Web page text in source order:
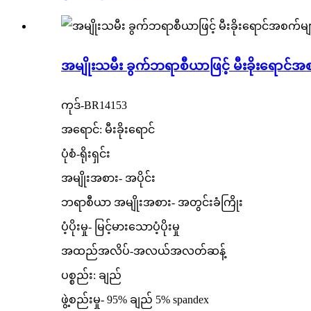
အမျိုးသမီး ခွက်ဘရာစီယာဖြင့် မီးခိုးရောင်အ
ကုဒ်-BR14153
အရောင်: မီးခိုးရောင်
ပုံစံ-ရိုးရှင်း
အမျိုးအစား- အပိုင်း
ဘရာစီယာ အမျိုးအစား- အတွင်းခံကြိုး
ပံ့ပိုးမှု- မြင့်မားသောပံ့ပိုးမှု
အထည်အလိပ်-အလယ်အလတ်ဆန့်
ပစ္စည်း: ချည်
ဖွဲ့စည်းမှု- 95% ချည် 5% spandex